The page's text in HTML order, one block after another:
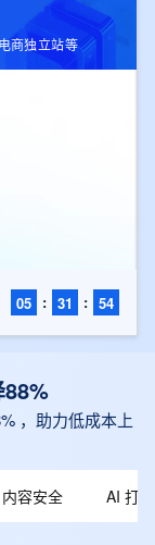
商独立站等
05 : 31 : 53
，助力低成本上
容安全 AI 打